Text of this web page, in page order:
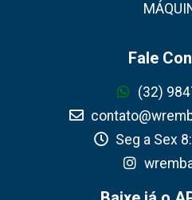
Fale
(32)
Seg a Sex